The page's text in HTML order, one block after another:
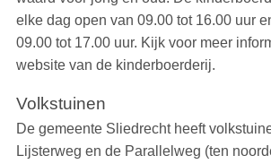
elke dag open van 09.00 tot 16.00 uur
09.00 tot 17.00 uur. Kijk voor meer
website van de kinderboerderij.
Volkstuinen
De gemeente Sliedrecht heeft
Lijsterweg en de Parallelweg (ten